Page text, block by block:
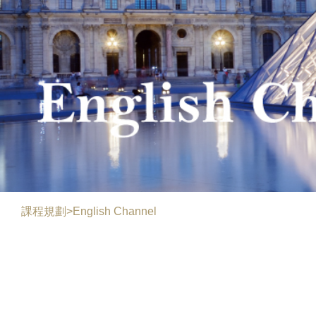
課程規劃>English Channel